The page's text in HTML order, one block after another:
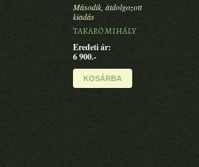
Második, átdolgozott
kiadás
TAKARÓ MIHÁLY
Eredeti ár:
6 900.-
KOSÁRBA